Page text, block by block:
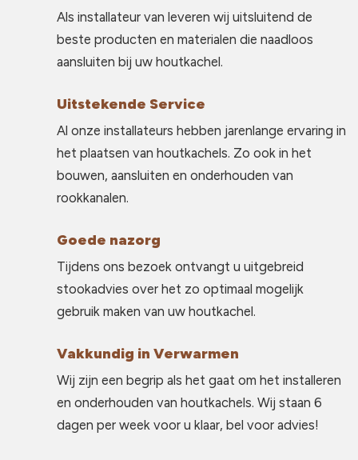
Als installateur van leveren wij uitsluitend de
beste producten en materialen die naadloos
aansluiten bij uw houtkachel.
Uitstekende Service
Al onze installateurs hebben jarenlange ervaring in
het plaatsen van houtkachels. Zo ook in het
bouwen, aansluiten en onderhouden van
rookkanalen.
Goede nazorg
Tijdens ons bezoek ontvangt u uitgebreid
stookadvies over het zo optimaal mogelijk
gebruik maken van uw houtkachel.
Vakkundig in Verwarmen
Wij zijn een begrip als het gaat om het installeren
en onderhouden van houtkachels. Wij staan 6
dagen per week voor u klaar, bel voor advies!